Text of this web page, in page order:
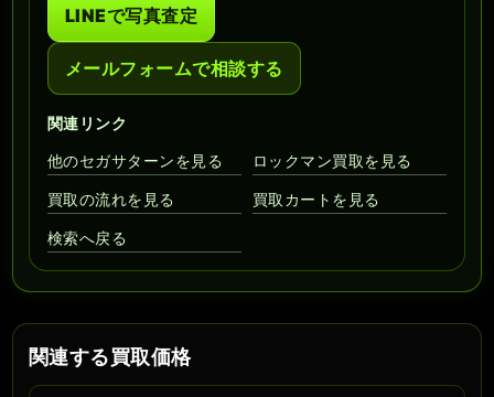
LINEで写真査定
メールフォームで相談する
関連リンク
他のセガサターンを見る
ロックマン買取を見る
買取の流れを見る 買取カートを見る
検索へ戻る
関連する買取価格